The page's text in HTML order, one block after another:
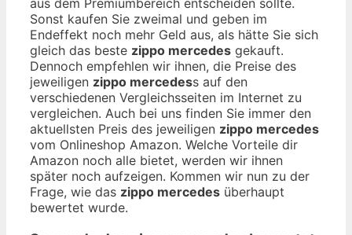
Sonst kaufen Sie zweimal und geben im
Endeffekt noch mehr Geld aus, als hätte Sie sich
gleich das beste zippo mercedes gekauft.
Dennoch empfehlen wir ihnen, die Preise des
jeweiligen zippo mercedess auf den
verschiedenen Vergleichsseiten im Internet zu
vergleichen. Auch bei uns finden Sie immer den
aktuellsten Preis des jeweiligen zippo mercedes
vom Onlineshop Amazon. Welche Vorteile dir
Amazon noch alle bietet, werden wir ihnen
später noch aufzeigen. Kommen wir nun zu der
Frage, wie das zippo mercedes überhaupt
bewertet wurde.